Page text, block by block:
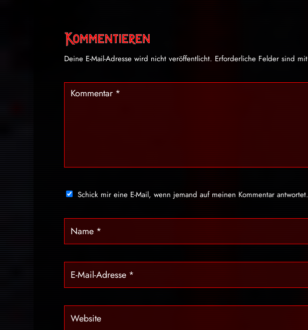
Kommentieren
Deine E-Mail-Adresse wird nicht veröffentlicht. Erforderliche Felder sind mit
Schick mir eine E-Mail, wenn jemand auf meinen Kommentar antwortet.